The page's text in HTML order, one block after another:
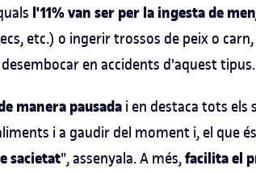
l'11% van ser per la ingesta de
etc.) o ingerir trossos de peix o
en accidents d'aquest tipus.
manera pausada i en destaca tots els
i a gaudir del moment i, el que
sacietat", assenyala. A més,facilita el